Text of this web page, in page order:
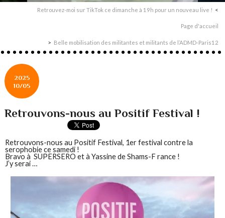
Retrouvez-moi sur TikTok ce dimanche à 19h pour un nouveau live !
Page d'accueil
Belle mobilisation des militantes et militants de l’ADMD-Paris12
2025
10/05
Retrouvons-nous au Positif Festival !
Retrouvons-nous au Positif Festival, 1er festival contre la
serophobie ce samedi !
Bravo à SUPERSERO et à Yassine de Shams-F rance !
J’y serai …